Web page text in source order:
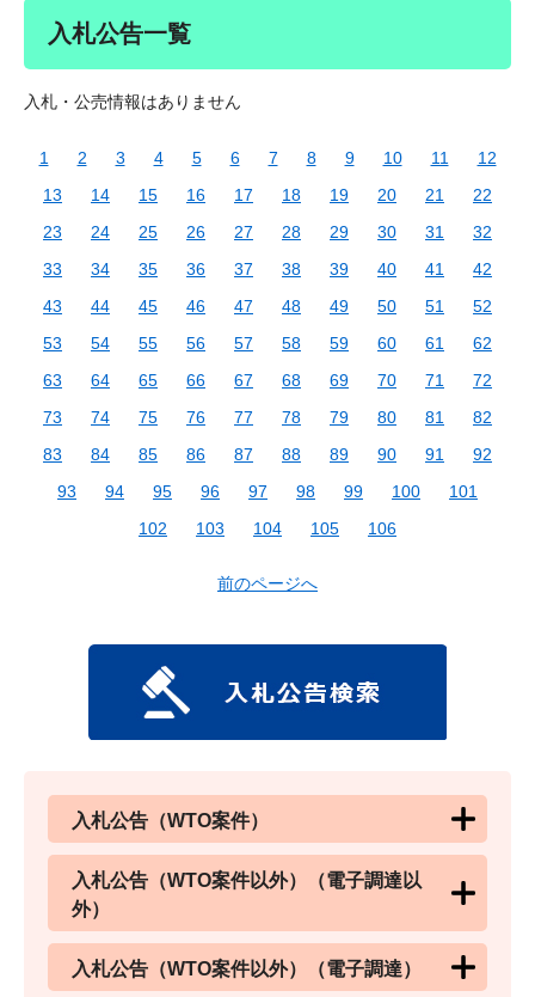
入札公告一覧
入札・公売情報はありません
1 2 3 4 5 6 7 8 9 10 11
12
13
14 15 16 17 18 19 20 21
22
23
24 25 26 27 28 29 30 31
32
33
34 35 36 37 38 39 40 41
42
43
44 45 46 47 48 49 50 51
52
53
54 55 56 57 58 59 60 61
62
63
64 65 66 67 68 69 70 71
72
73
74 75 76 77 78 79 80 81
82
83
84 85 86 87 88 89 90 91
92
93
94 95 96 97 98 99 100
101
102
103 104 105 106
前のページへ
入札公告（WTO案件）
入札公告（WTO案件以外）（電子調達以
外）
入札公告（WTO案件以外）（電子調達）